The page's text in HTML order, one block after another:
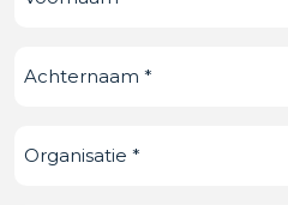
Achternaam (Vereist)
Organisatie(Vereist)